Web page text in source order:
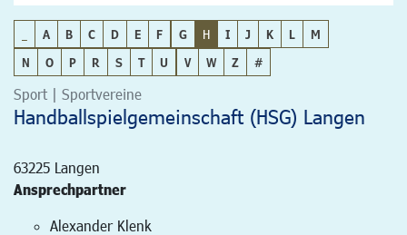
A B C D E F G H I J K L
M
N
O P R S T U V W Z #
Sport | Sportvereine
Handballspielgemeinschaft (HSG) Langen
63225 Langen
Ansprechpartner
Alexander Klenk